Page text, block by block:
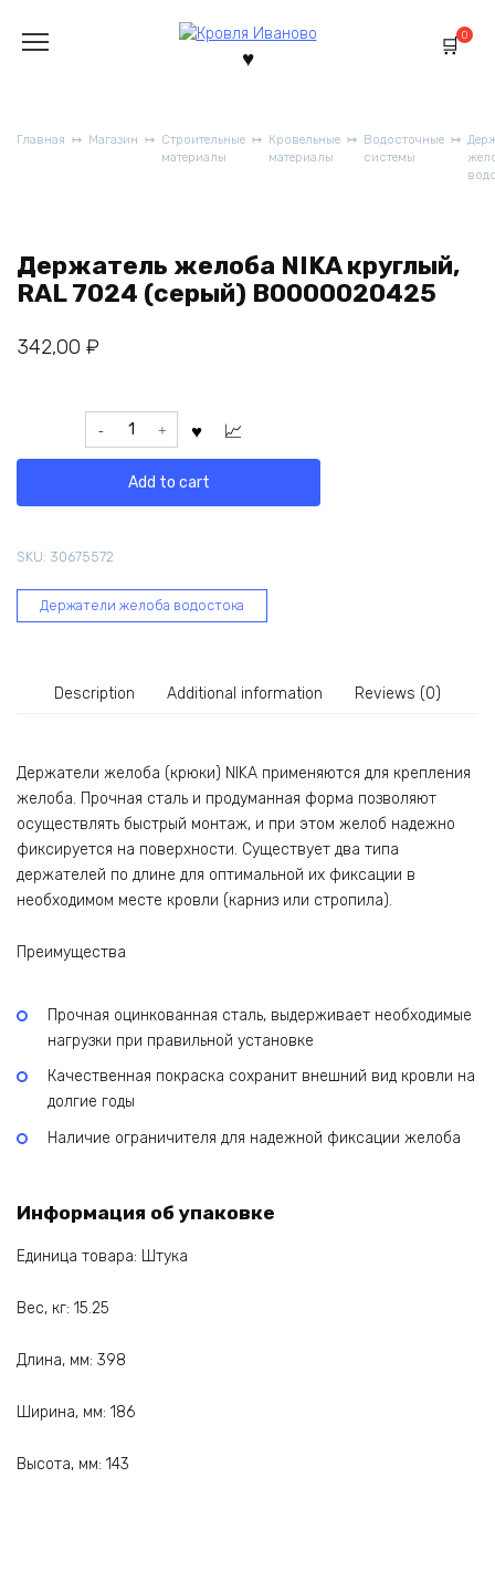
содержанию
0
Главная Магазин
Строительные
материалы
Кровельные
материалы
Водосточные
системы
Держатель желоба NIKA круглый,
RAL 7024 (серый) В0000020425
342,00 ₽
Держатель
желоба
круглый,
(серый)
quantity
Add to cart
SKU: 30675572
Держатели желоба водостока
Description Additional information Reviews (0)
Держатели желоба (крюки) NIKA применяются для крепления
желоба. Прочная сталь и продуманная форма позволяют
осуществлять быстрый монтаж, и при этом желоб надежно
фиксируется на поверхности. Существует два типа
держателей по длине для оптимальной их фиксации в
необходимом месте кровли (карниз или стропила).
Преимущества
Прочная оцинкованная сталь, выдерживает необходимые
нагрузки при правильной установке
Качественная покраска сохранит внешний вид кровли на
долгие годы
Наличие ограничителя для надежной фиксации желоба
Информация об упаковке
Единица товара: Штука
Вес, кг: 15.25
Длина, мм: 398
Ширина, мм: 186
Высота, мм: 143